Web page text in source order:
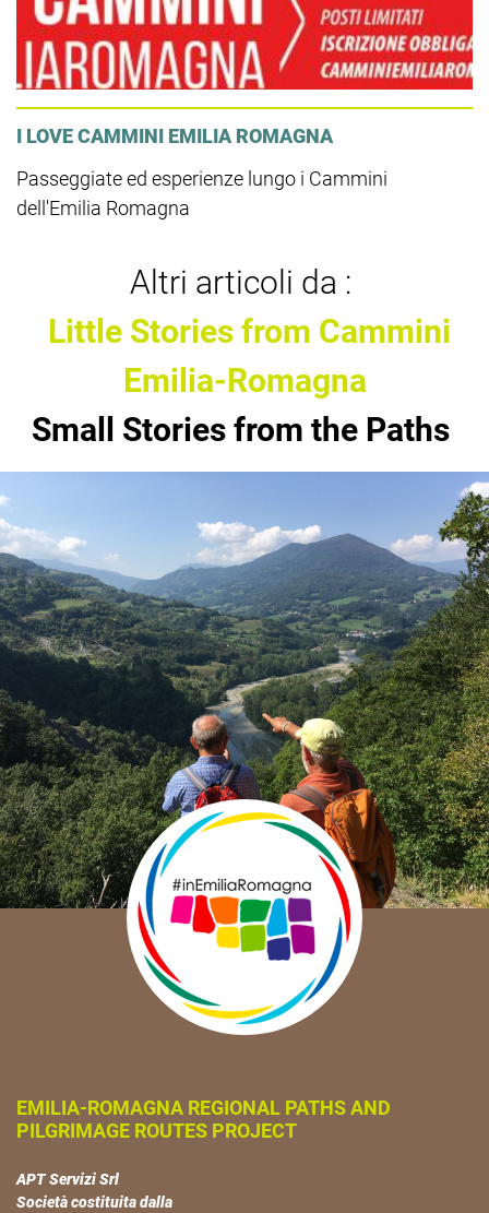
I LOVE CAMMINI EMILIA ROMAGNA
Passeggiate ed esperienze lungo i Cammini
dell'Emilia Romagna
Altri articoli da :
Little Stories from Cammini
Emilia-Romagna
Small Stories from the Paths
EMILIA-ROMAGNA REGIONAL PATHS AND
PILGRIMAGE ROUTES PROJECT
APT Servizi Srl
Società costituita dalla